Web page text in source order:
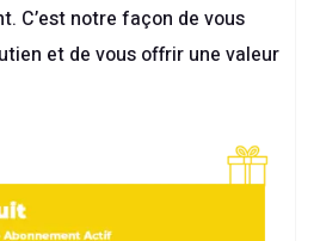
C’est notre façon de vous
et de vous offrir une valeur